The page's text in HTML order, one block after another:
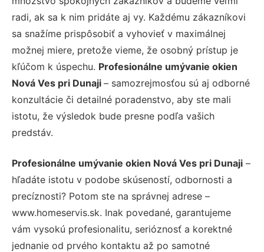
radi, ak sa k nim pridáte aj vy. Každému zákazníkovi
sa snažíme prispôsobiť a vyhovieť v maximálnej
možnej miere, pretože vieme, že osobný prístup je
kľúčom k úspechu. Profesionálne umývanie okien
Nová Ves pri Dunaji – samozrejmosťou sú aj odborné
konzultácie či detailné poradenstvo, aby ste mali
istotu, že výsledok bude presne podľa vašich
predstáv.
Profesionálne umývanie okien Nová Ves pri Dunaji –
hľadáte istotu v podobe skúseností, odbornosti a
precíznosti? Potom ste na správnej adrese –
www.homeservis.sk. Inak povedané, garantujeme
vám vysokú profesionalitu, serióznosť a korektné
jednanie od prvého kontaktu až po samotné